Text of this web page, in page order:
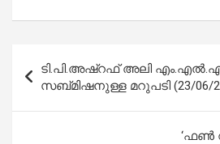
navigation
ടി.പി.അഷ്‌റഫ് അലി എം.എല്‍.എ
സബ്മിഷനുള്ള മറുപടി (23/06/
‘ഫൺ